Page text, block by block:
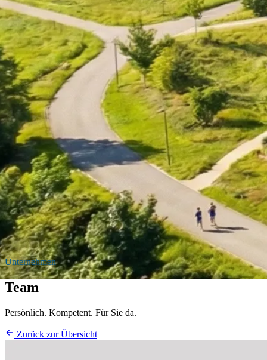
Unternehmen
Team
Persönlich. Kompetent. Für Sie da.
Zurück zur Übersicht